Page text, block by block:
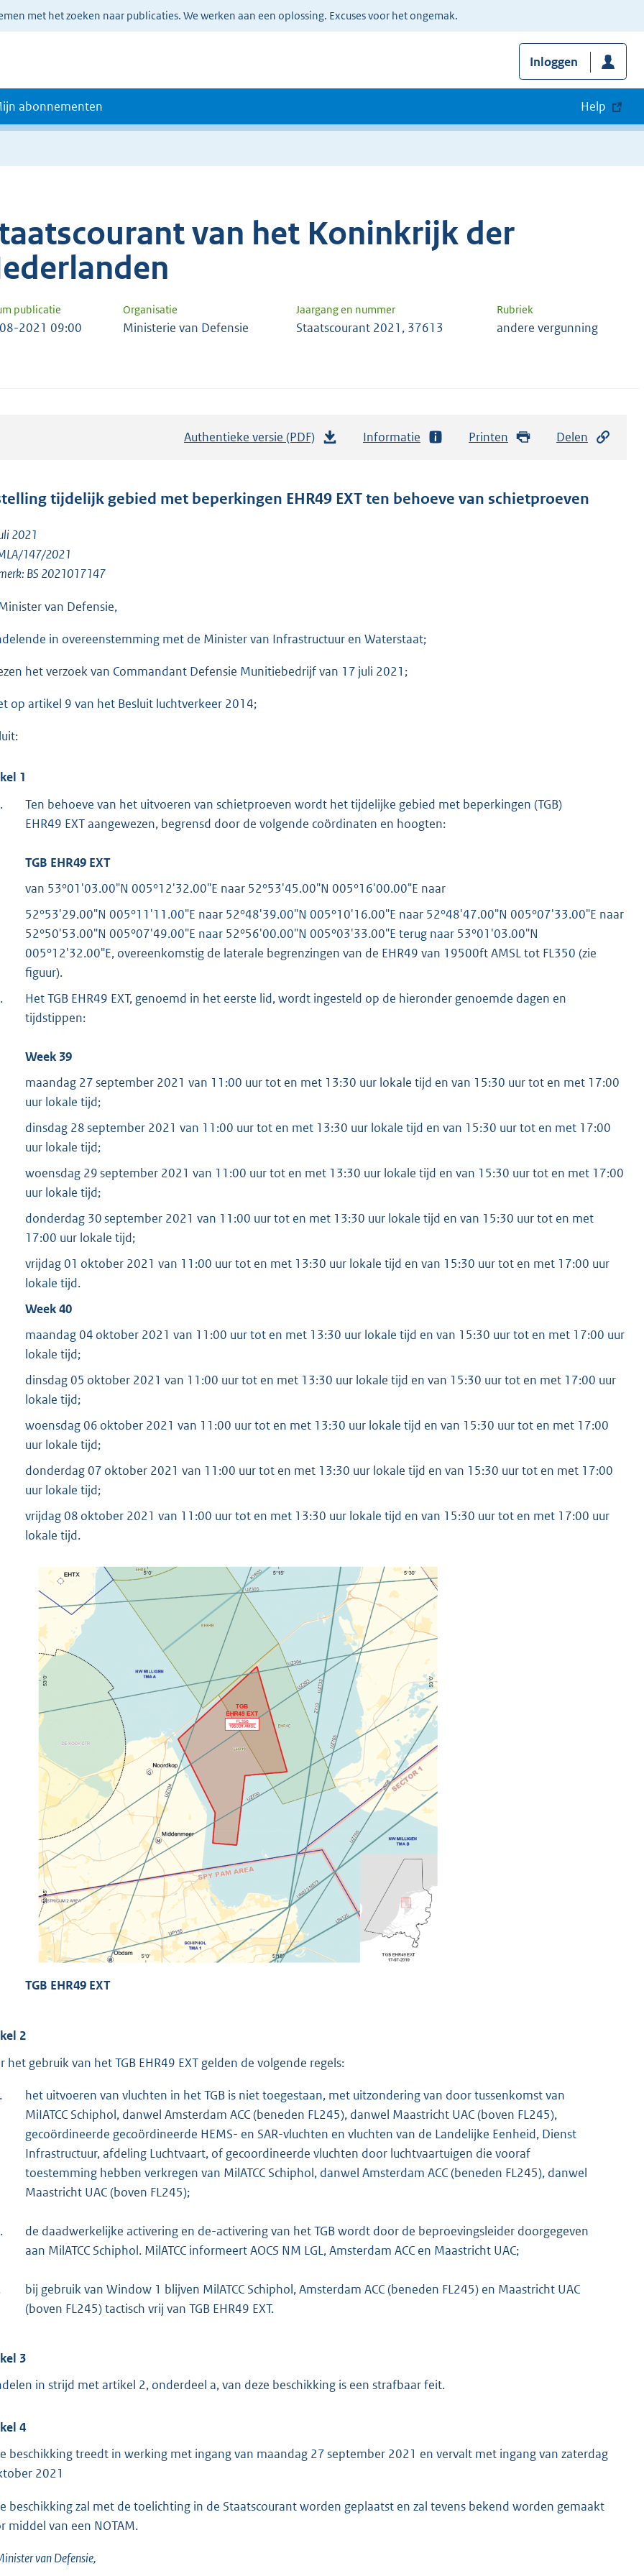
met het zoeken naar publicaties. We werken aan een oplossing. Excuses voor het ongemak.
Inloggen
abonnementen Help
van het Koninkrijk der
publicatie Organisatie Jaargang en nummer Rubriek
2021 09:00 Ministerie van Defensie Staatscourant 2021, 37613 andere vergunning
Authentieke versie (PDF)
t
t
K
b
Informatie Printen Delen
tijdelijk gebied met beperkingen EHR49 EXT ten behoeve van schietproeven
2021
147/2021
BS 2021017147
van Defensie,
in overeenstemming met de Minister van Infrastructuur en Waterstaat;
het verzoek van Commandant Defensie Munitiebedrijf van 17 juli 2021;
op artikel 9 van het Besluit luchtverkeer 2014;
1
Ten behoeve van het uitvoeren van schietproeven wordt het tijdelijke gebied met beperkingen (TGB)
EHR49 EXT aangewezen, begrensd door de volgende coördinaten en hoogten:
TGB EHR49 EXT
van 53°01'03.00"N 005°12'32.00"E naar 52°53'45.00"N 005°16'00.00"E naar
52°53'29.00"N 005°11'11.00"E naar 52°48'39.00"N 005°10'16.00"E naar 52°48'47.00"N 005°07'33.00"E naar
52°50'53.00"N 005°07'49.00"E naar 52°56'00.00"N 005°03'33.00"E terug naar 53°01'03.00"N
005°12'32.00"E, overeenkomstig de laterale begrenzingen van de EHR49 van 19500ft AMSL tot FL350 (zie
figuur).
Het TGB EHR49 EXT, genoemd in het eerste lid, wordt ingesteld op de hieronder genoemde dagen en
tijdstippen:
Week 39
maandag 27 september 2021 van 11:00 uur tot en met 13:30 uur lokale tijd en van 15:30 uur tot en met 17:00
uur lokale tijd;
dinsdag 28 september 2021 van 11:00 uur tot en met 13:30 uur lokale tijd en van 15:30 uur tot en met 17:00
uur lokale tijd;
woensdag 29 september 2021 van 11:00 uur tot en met 13:30 uur lokale tijd en van 15:30 uur tot en met 17:00
uur lokale tijd;
donderdag 30 september 2021 van 11:00 uur tot en met 13:30 uur lokale tijd en van 15:30 uur tot en met
17:00 uur lokale tijd;
vrijdag 01 oktober 2021 van 11:00 uur tot en met 13:30 uur lokale tijd en van 15:30 uur tot en met 17:00 uur
lokale tijd.
Week 40
maandag 04 oktober 2021 van 11:00 uur tot en met 13:30 uur lokale tijd en van 15:30 uur tot en met 17:00 uur
lokale tijd;
dinsdag 05 oktober 2021 van 11:00 uur tot en met 13:30 uur lokale tijd en van 15:30 uur tot en met 17:00 uur
lokale tijd;
woensdag 06 oktober 2021 van 11:00 uur tot en met 13:30 uur lokale tijd en van 15:30 uur tot en met 17:00
uur lokale tijd;
donderdag 07 oktober 2021 van 11:00 uur tot en met 13:30 uur lokale tijd en van 15:30 uur tot en met 17:00
uur lokale tijd;
vrijdag 08 oktober 2021 van 11:00 uur tot en met 13:30 uur lokale tijd en van 15:30 uur tot en met 17:00 uur
lokale tijd.
TGB EHR49 EXT
2
het gebruik van het TGB EHR49 EXT gelden de volgende regels:
het uitvoeren van vluchten in het TGB is niet toegestaan, met uitzondering van door tussenkomst van
MiIATCC Schiphol, danwel Amsterdam ACC (beneden FL245), danwel Maastricht UAC (boven FL245),
gecoördineerde gecoördineerde HEMS- en SAR-vluchten en vluchten van de Landelijke Eenheid, Dienst
Infrastructuur, afdeling Luchtvaart, of gecoordineerde vluchten door luchtvaartuigen die vooraf
toestemming hebben verkregen van MilATCC Schiphol, danwel Amsterdam ACC (beneden FL245), danwel
Maastricht UAC (boven FL245);
de daadwerkelijke activering en de-activering van het TGB wordt door de beproevingsleider doorgegeven
aan MilATCC Schiphol. MilATCC informeert AOCS NM LGL, Amsterdam ACC en Maastricht UAC;
bij gebruik van Window 1 blijven MilATCC Schiphol, Amsterdam ACC (beneden FL245) en Maastricht UAC
(boven FL245) tactisch vrij van TGB EHR49 EXT.
3
in strijd met artikel 2, onderdeel a, van deze beschikking is een strafbaar feit.
4
beschikking treedt in werking met ingang van maandag 27 september 2021 en vervalt met ingang van zaterdag
2021
beschikking zal met de toelichting in de Staatscourant worden geplaatst en zal tevens bekend worden gemaakt
middel van een NOTAM.
van Defensie,